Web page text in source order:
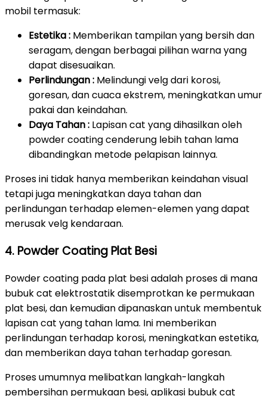
mobil termasuk:
Estetika : Memberikan tampilan yang bersih dan
seragam, dengan berbagai pilihan warna yang
dapat disesuaikan.
Perlindungan : Melindungi velg dari korosi,
goresan, dan cuaca ekstrem, meningkatkan umur
pakai dan keindahan.
Daya Tahan : Lapisan cat yang dihasilkan oleh
powder coating cenderung lebih tahan lama
dibandingkan metode pelapisan lainnya.
Proses ini tidak hanya memberikan keindahan visual
tetapi juga meningkatkan daya tahan dan
perlindungan terhadap elemen-elemen yang dapat
merusak velg kendaraan.
4. Powder Coating Plat Besi
Powder coating pada plat besi adalah proses di mana
bubuk cat elektrostatik disemprotkan ke permukaan
plat besi, dan kemudian dipanaskan untuk membentuk
lapisan cat yang tahan lama. Ini memberikan
perlindungan terhadap korosi, meningkatkan estetika,
dan memberikan daya tahan terhadap goresan.
Proses umumnya melibatkan langkah-langkah
pembersihan permukaan besi, aplikasi bubuk cat